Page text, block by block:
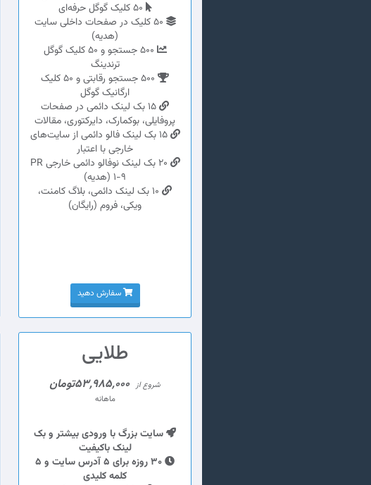
50 کلیک در صفحات داخلی سایت
(هدیه)
500 جستجو و 50 کلیک گوگل
ترندینگ
500 جستجو رقابتی و 50 کلیک
ارگانیک گوگل
15 بک لینک دائمی در صفحات
پروفایلی، بوکمارک، دایرکتوری، مقالات
15 بک لینک فالو دائمی از سایت‌های
خارجی با اعتبار
20 بک لینک نوفالو دائمی خارجی PR
1-9 (هدیه)
10 بک لینک دائمی، بلاگ کامنت،
ویکی، فروم (رایگان)
سفارش دهید
طلایی
شروع از 53,985,000تومان
ماهانه
سایت بزرگ با ورودی بیشتر و بک
لینک باکیفیت
30 روزه برای 5 آدرس سایت و 5
کلمه کلیدی